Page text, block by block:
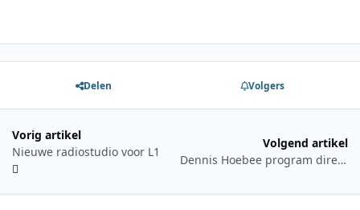
Delen Volgers
Vorig artikel
Nieuwe radiostudio voor L1
Volgend artikel
Dennis Hoebee program director Sublime FM